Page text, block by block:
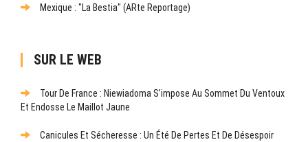
Mexique : "La Bestia" (ARte Reportage)
SUR LE WEB
Tour De France : Niewiadoma S’impose Au Sommet Du Ventoux
Et Endosse Le Maillot Jaune
Canicules Et Sécheresse : Un Été De Pertes Et De Désespoir